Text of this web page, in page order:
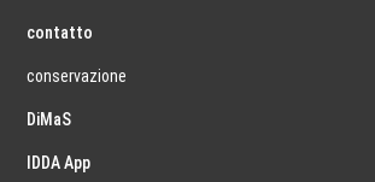
contatto
conservazione
DiMaS
IDDA App